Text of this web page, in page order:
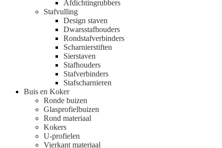
Afdichtingrubbers
Stafvulling
Design staven
Dwarsstafhouders
Rondstafverbinders
Scharnierstiften
Sierstaven
Stafhouders
Stafverbinders
Stafscharnieren
Buis en Koker
Ronde buizen
Glasprofielbuizen
Rond materiaal
Kokers
U-profielen
Vierkant materiaal